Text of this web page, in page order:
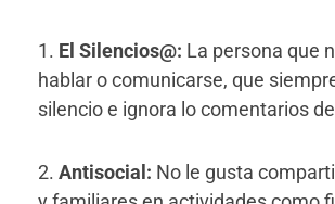
1. El Silencios@: La persona que
hablar o comunicarse, que
silencio e ignora lo comentarios
2. Antisocial: No le gusta